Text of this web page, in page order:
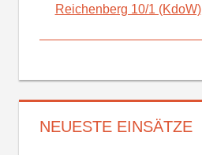
Reichenberg 10/1 (KdoW)
NEUESTE EINSÄTZE